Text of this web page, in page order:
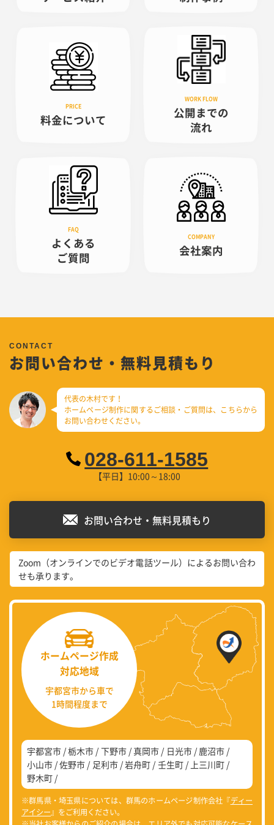
料金について
公開までの
流れ
よくある
ご質問
会社案内
お問い合わせ・無料見積もり
代表の木村です！
ホームページ制作に関するご相談・ご質問は、 こちらから
お問い合わせください。
028-611-1585
【平日】10:00～18:00
お問い合わせ・無料見積もり
Zoom（オンラインでのビデオ電話ツール）によるお問い合わ
せも承ります。
ホームページ作成
対応地域
宇都宮市から車で
1時間程度まで
宇都宮市 栃木市 下野市 真岡市 日光市
鹿沼市
小山市 佐野市 足利市 岩舟町 壬生町
上三川町
野木町
※群馬県・埼玉県については、群馬のホームページ制作会社『ディー
アイシー』をご利用ください。